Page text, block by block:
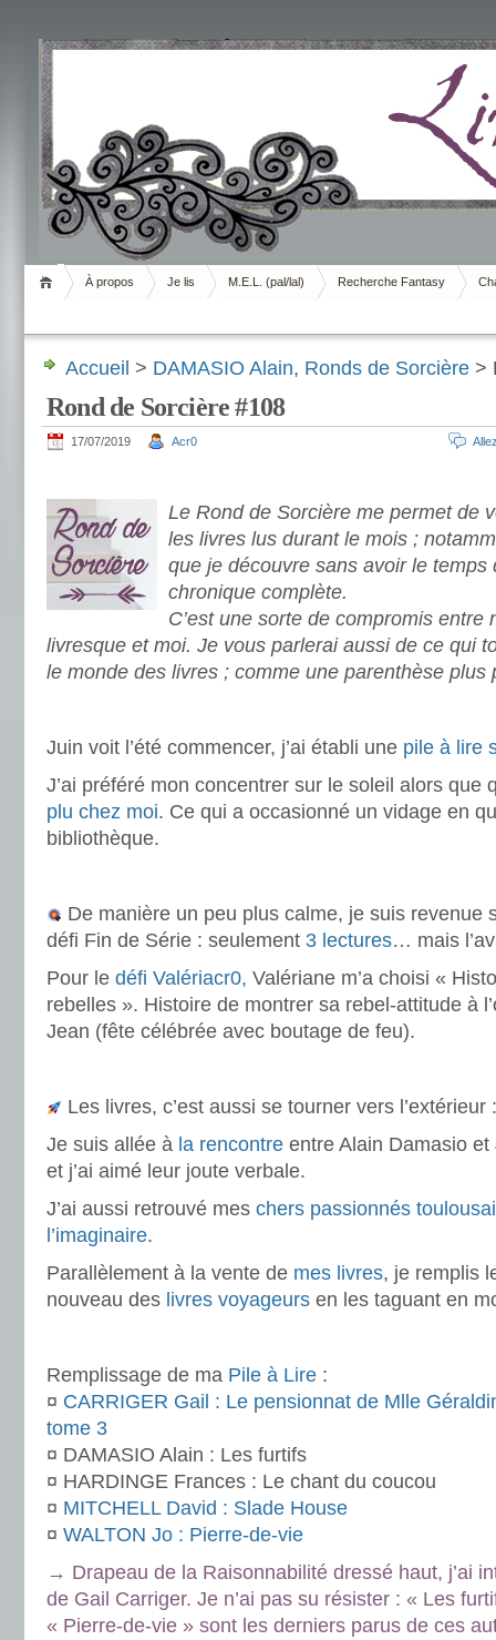
Livrement
À propos Je lis M.E.L. (pal/lal) Recherche Fantasy
Accueil > DAMASIO Alain, Ronds de Sorcière >
Rond de Sorcière #108
17/07/2019 Acr0
Le Rond de Sorcière me permet de
les livres lus durant le mois ;
que je découvre sans avoir le temps
chronique complète.
C’est une sorte de compromis entre
livresque et moi. Je vous parlerai aussi de ce qui
le monde des livres ; comme une parenthèse plus
Juin voit l’été commencer, j’ai établi une pile à lire
J’ai préféré mon concentrer sur le soleil alors que
plu chez moi. Ce qui a occasionné un vidage en
bibliothèque.
De manière un peu plus calme, je suis revenue
défi Fin de Série : seulement 3 lectures… mais
Pour le défi Valériacr0, Valériane m’a choisi «
rebelles ». Histoire de montrer sa rebel-attitude à
Jean (fête célébrée avec boutage de feu).
Les livres, c’est aussi se tourner vers l’extérieur :
Je suis allée à la rencontre entre Alain Damasio
et j’ai aimé leur joute verbale.
J’ai aussi retrouvé mes chers passionnés
l’imaginaire.
Parallèlement à la vente de mes livres, je remplis
nouveau des livres voyageurs en les taguant en
Remplissage de ma Pile à Lire :
¤ CARRIGER Gail : Le pensionnat de Mlle
tome 3
¤ DAMASIO Alain : Les furtifs
¤ HARDINGE Frances : Le chant du coucou
¤ MITCHELL David : Slade House
¤ WALTON Jo : Pierre-de-vie
→ Drapeau de la Raisonnabilité dressé haut, j’ai
de Gail Carriger. Je n’ai pas su résister : « Les
« Pierre-de-vie » sont les derniers parus de ces